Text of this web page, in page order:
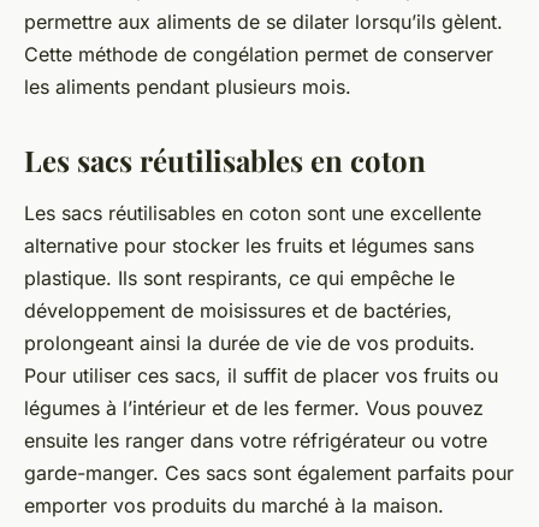
permettre aux aliments de se dilater lorsqu’ils gèlent.
Cette méthode de congélation permet de conserver
les aliments pendant plusieurs mois.
Les sacs réutilisables en coton
Les sacs réutilisables en coton sont une excellente
alternative pour stocker les fruits et légumes sans
plastique. Ils sont respirants, ce qui empêche le
développement de moisissures et de bactéries,
prolongeant ainsi la durée de vie de vos produits.
Pour utiliser ces sacs, il suffit de placer vos fruits ou
légumes à l’intérieur et de les fermer. Vous pouvez
ensuite les ranger dans votre réfrigérateur ou votre
garde-manger. Ces sacs sont également parfaits pour
emporter vos produits du marché à la maison.